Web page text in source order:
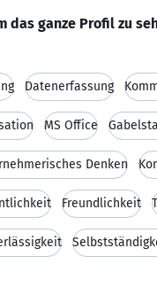
das ganze Profil zu
Datenerfassung
MS Office
Denken
Freundlichkeit